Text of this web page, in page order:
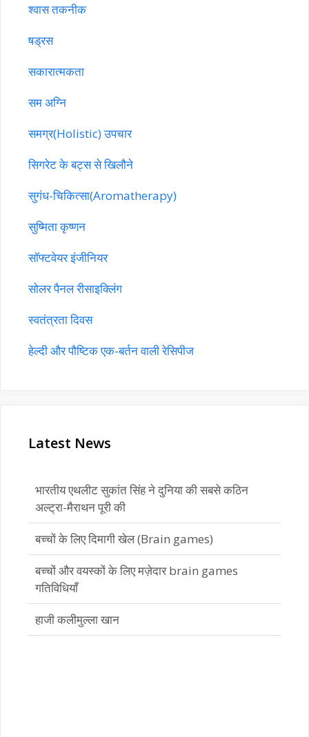
श्वास तकनीक
षड्रस
सकारात्मकता
सम अग्नि
समग्र(Holistic) उपचार
सिगरेट के बट्स से खिलौने
सुगंध-चिकित्सा(Aromatherapy)
सुष्मिता कृष्णन
सॉफ्टवेयर इंजीनियर
सोलर पैनल रीसाइक्लिंग
स्वतंत्रता दिवस
हेल्दी और पौष्टिक एक-बर्तन वाली रेसिपीज
Latest News
बच्चों के लिए दिमागी खेल (Brain games)
बच्चों और वयस्कों के लिए मज़ेदार brain games
गतिविधियाँ
हाजी कलीमुल्ला खान
भारतीय एथलीट सुकांत सिंह ने दुनिया की सबसे कठिन
अल्ट्रा-मैराथन पूरी की